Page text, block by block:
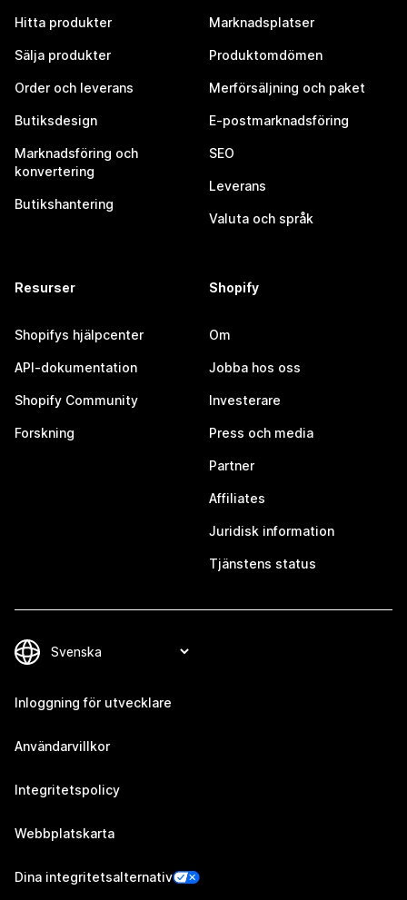
Hitta produkter
Sälja produkter
Order och leverans
Butiksdesign
Marknadsföring och
konvertering
Butikshantering
Marknadsplatser
Produktomdömen
Merförsäljning och paket
E-postmarknadsföring
SEO
Leverans
Valuta och språk
Resurser
Shopifys hjälpcenter
API-dokumentation
Shopify Community
Forskning
Shopify
Om
Jobba hos oss
Investerare
Press och media
Partner
Affiliates
Juridisk information
Tjänstens status
Inloggning för utvecklare
Användarvillkor
Integritetspolicy
Webbplatskarta
Dina integritetsalternativ